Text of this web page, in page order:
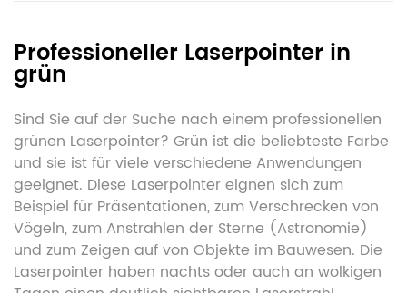
Professioneller Laserpointer in
grün
Sind Sie auf der Suche nach einem professionellen
grünen Laserpointer? Grün ist die beliebteste Farbe
und sie ist für viele verschiedene Anwendungen
geeignet. Diese Laserpointer eignen sich zum
Beispiel für Präsentationen, zum Verschrecken von
Vögeln, zum Anstrahlen der Sterne (Astronomie)
und zum Zeigen auf von Objekte im Bauwesen. Die
Laserpointer haben nachts oder auch an wolkigen